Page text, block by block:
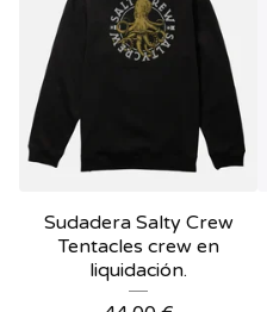
Sudadera Salty Crew
Tentacles crew en
liquidación.